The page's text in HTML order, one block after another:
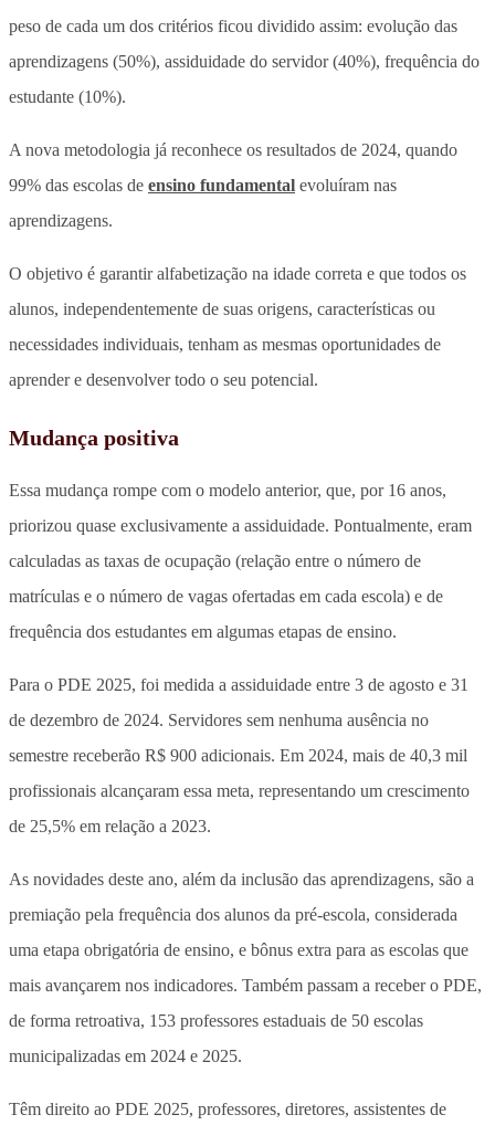
peso de cada um dos critérios ficou dividido assim: evolução das
aprendizagens (50%), assiduidade do servidor (40%), frequência do
estudante (10%).
A nova metodologia já reconhece os resultados de 2024, quando
99% das escolas de ensino fundamental evoluíram nas
aprendizagens.
O objetivo é garantir alfabetização na idade correta e que todos os
alunos, independentemente de suas origens, características ou
necessidades individuais, tenham as mesmas oportunidades de
aprender e desenvolver todo o seu potencial.
Mudança positiva
Essa mudança rompe com o modelo anterior, que, por 16 anos,
priorizou quase exclusivamente a assiduidade. Pontualmente, eram
calculadas as taxas de ocupação (relação entre o número de
matrículas e o número de vagas ofertadas em cada escola) e de
frequência dos estudantes em algumas etapas de ensino.
Para o PDE 2025, foi medida a assiduidade entre 3 de agosto e 31
de dezembro de 2024. Servidores sem nenhuma ausência no
semestre receberão R$ 900 adicionais. Em 2024, mais de 40,3 mil
profissionais alcançaram essa meta, representando um crescimento
de 25,5% em relação a 2023.
As novidades deste ano, além da inclusão das aprendizagens, são a
premiação pela frequência dos alunos da pré-escola, considerada
uma etapa obrigatória de ensino, e bônus extra para as escolas que
mais avançarem nos indicadores. Também passam a receber o PDE,
de forma retroativa, 153 professores estaduais de 50 escolas
municipalizadas em 2024 e 2025.
Têm direito ao PDE 2025, professores, diretores, assistentes de